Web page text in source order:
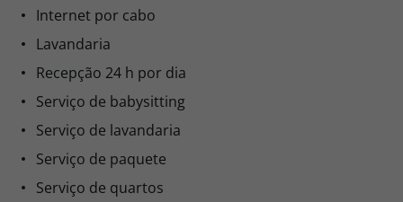
Internet por cabo
Lavandaria
Recepção 24 h por dia
Serviço de babysitting
Serviço de lavandaria
Serviço de paquete
Serviço de quartos